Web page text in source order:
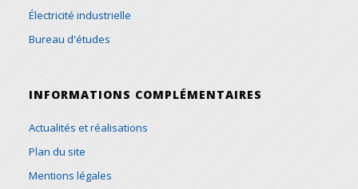
Électricité industrielle
Bureau d'études
INFORMATIONS COMPLÉMENTAIRES
Actualités et réalisations
Plan du site
Mentions légales